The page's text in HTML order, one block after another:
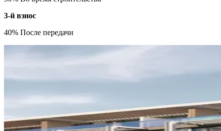
3-й взнос
40% После передачи